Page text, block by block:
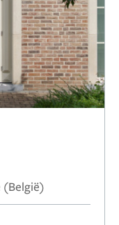
(België)